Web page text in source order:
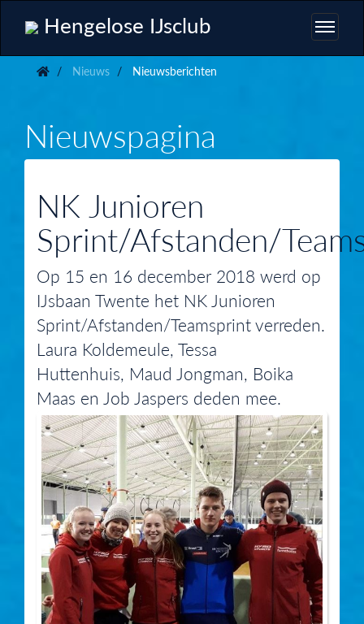
Hengelose IJsclub
Nieuws Nieuwsberichten
Nieuwspagina
NK Junioren
Sprint/Afstanden/
Op 15 en 16 december 2018 werd op
IJsbaan Twente het NK Junioren
Sprint/Afstanden/Teamsprint verreden.
Laura Koldemeule, Tessa
Huttenhuis, Maud Jongman, Boika
Maas en Job Jaspers deden mee.